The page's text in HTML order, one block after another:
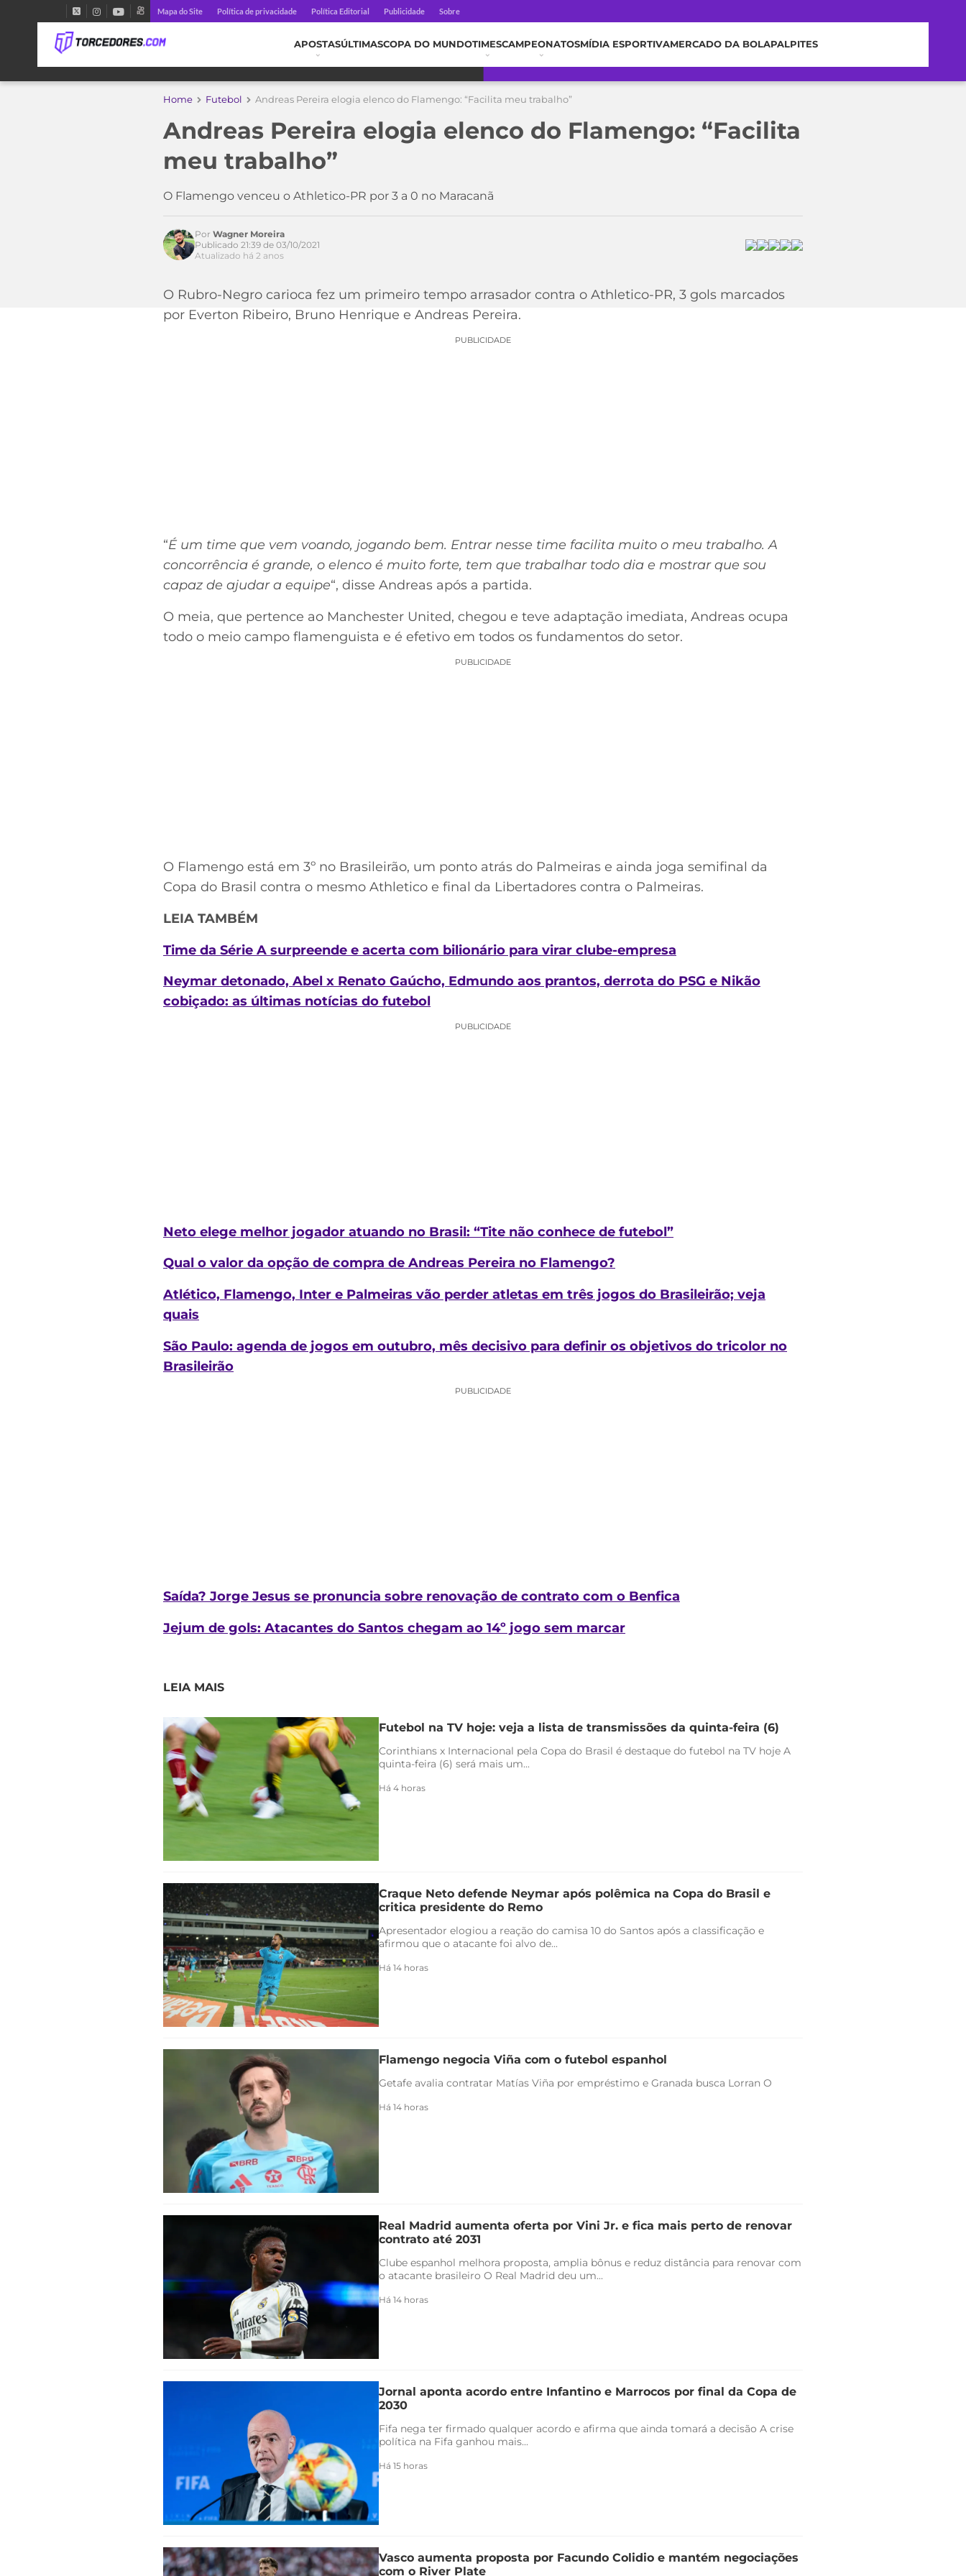
Mapa do Site Política de privacidade Política Editorial Publicidade Sobre
APOSTASÚLTIMASCOPA DO MUNDOTIMESCAMPEONATOSMÍDIA ESPORTIVAMERCADO DA BOLAPALPITES
Home Futebol Andreas Pereira elogia elenco do Flamengo: “Facilita meu trabalho”
Andreas Pereira elogia elenco do Flamengo: “Facilita
meu trabalho”
O Flamengo venceu o Athletico-PR por 3 a 0 no Maracanã
Acesse o perfil do autor
Por Wagner Moreira
Publicado 21:39 de 03/10/2021
Atualizado há 2 anos
O Rubro-Negro carioca fez um primeiro tempo arrasador contra o Athletico-PR, 3 gols marcados
por Everton Ribeiro, Bruno Henrique e Andreas Pereira.
PUBLICIDADE
“É um time que vem voando, jogando bem. Entrar nesse time facilita muito o meu trabalho. A
concorrência é grande, o elenco é muito forte, tem que trabalhar todo dia e mostrar que sou
capaz de ajudar a equipe“, disse Andreas após a partida.
O meia, que pertence ao Manchester United, chegou e teve adaptação imediata, Andreas ocupa
todo o meio campo flamenguista e é efetivo em todos os fundamentos do setor.
PUBLICIDADE
O Flamengo está em 3º no Brasileirão, um ponto atrás do Palmeiras e ainda joga semifinal da
Copa do Brasil contra o mesmo Athletico e final da Libertadores contra o Palmeiras.
LEIA TAMBÉM
Time da Série A surpreende e acerta com bilionário para virar clube-empresa
Neymar detonado, Abel x Renato Gaúcho, Edmundo aos prantos, derrota do PSG e Nikão
cobiçado: as últimas notícias do futebol
PUBLICIDADE
Neto elege melhor jogador atuando no Brasil: “Tite não conhece de futebol”
Qual o valor da opção de compra de Andreas Pereira no Flamengo?
Atlético, Flamengo, Inter e Palmeiras vão perder atletas em três jogos do Brasileirão; veja
quais
São Paulo: agenda de jogos em outubro, mês decisivo para definir os objetivos do tricolor no
Brasileirão
PUBLICIDADE
Saída? Jorge Jesus se pronuncia sobre renovação de contrato com o Benfica
Jejum de gols: Atacantes do Santos chegam ao 14º jogo sem marcar
LEIA MAIS
Futebol na TV hoje: veja a lista de transmissões da quinta-feira (6)
Corinthians x Internacional pela Copa do Brasil é destaque do futebol na TV hoje A
quinta-feira (6) será mais um...
Há 4 horas
Craque Neto defende Neymar após polêmica na Copa do Brasil e
critica presidente do Remo
Apresentador elogiou a reação do camisa 10 do Santos após a classificação e
afirmou que o atacante foi alvo de...
Há 14 horas
Flamengo negocia Viña com o futebol espanhol
Getafe avalia contratar Matías Viña por empréstimo e Granada busca Lorran O
Há 14 horas
Real Madrid aumenta oferta por Vini Jr. e fica mais perto de renovar
contrato até 2031
Clube espanhol melhora proposta, amplia bônus e reduz distância para renovar com
o atacante brasileiro O Real Madrid deu um...
Há 14 horas
Jornal aponta acordo entre Infantino e Marrocos por final da Copa de
2030
Fifa nega ter firmado qualquer acordo e afirma que ainda tomará a decisão A crise
política na Fifa ganhou mais...
Há 15 horas
Vasco aumenta proposta por Facundo Colidio e mantém negociações
com o River Plate